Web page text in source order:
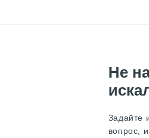
Не
Задайте
вопрос,